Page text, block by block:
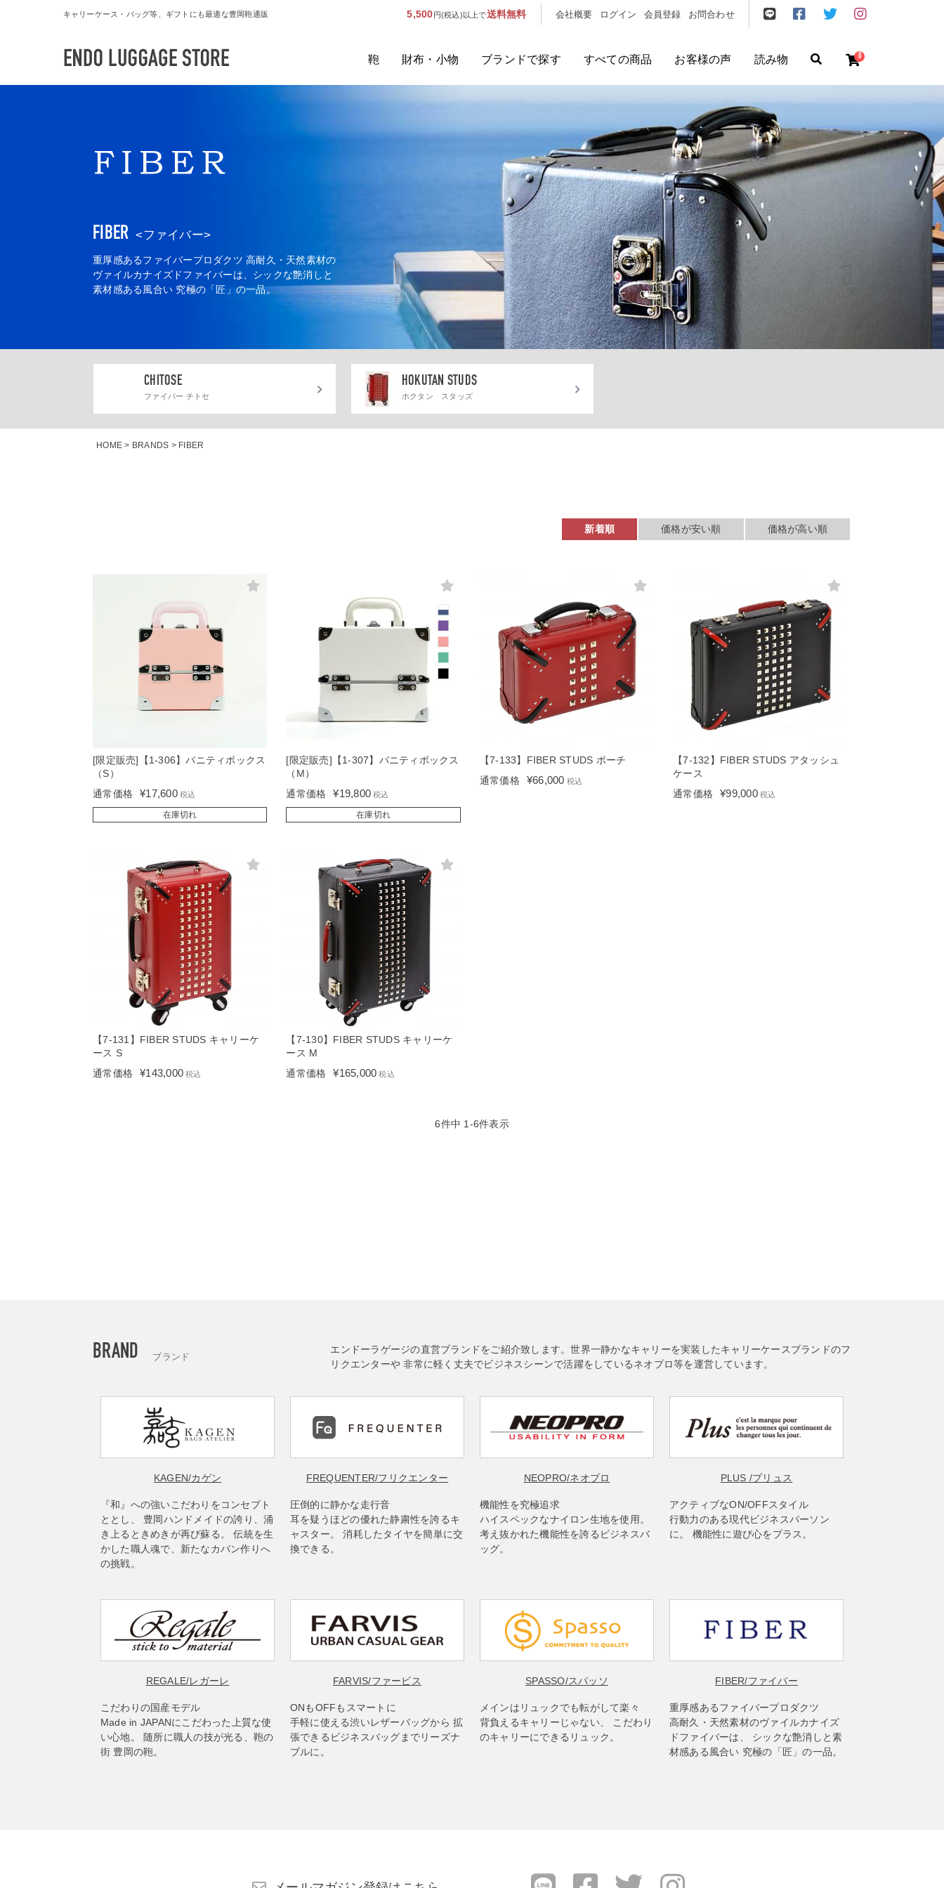
キャリーケース・バッグ等、ギフトにも最適な豊岡鞄通販 5,500円(税込)以上で送料無料 会社概要 ログイン 会員登録 お問合わせ
鞄 財布・小物 ブランドで探す すべての商品 お客様の声 読み物
フリクエン ター/機内持込
カテゴリから探す
ブランドから探す
容量から探す
泊数から探す
価格 円 〜
検索する
0
FIBER <ファイバー>
重厚感あるファイバープロダクツ 高耐久・天然素材の
ヴァイルカナイズドファイバーは、シックな艶消しと
素材感ある風合い 究極の「匠」の一品。
CHITOSE
ファイバー チトセ
HOKUTAN STUDS
ホクタン スタッズ
HOME BRANDS FIBER
価格が安い順 価格が高い順
新着順
[限定販売]【1-306】バニティボックス
（S）
通常価格
¥17,600 税込
在庫切れ
[限定販売]【1-307】バニティボックス
（M）
通常価格
¥19,800 税込
在庫切れ
【7-133】FIBER STUDS ポーチ
通常価格
¥66,000 税込
【7-132】FIBER STUDS アタッシュ
ケース
通常価格
¥99,000 税込
【7-131】FIBER STUDS キャリーケ
ース S
通常価格
¥143,000 税込
【7-130】FIBER STUDS キャリーケ
ース M
通常価格
¥165,000 税込
6件中 1 -6件表示
BRAND ブランド
エンドーラゲージの直営ブランドをご紹介致します。世界一静かなキャリーを実装したキャリーケースブランドのフ
リクエンターや 非常に軽く丈夫でビジネスシーンで活躍をしているネオプロ等を運営しています。
KAGEN/カゲン
『和』への強いこだわりをコンセプト
ととし、 豊岡ハンドメイドの誇り、涌
き上るときめきが再び蘇る。 伝統を生
かした職人魂で、新たなカバン作りへ
の挑戦。
FREQUENTER/フリクエンター
圧倒的に静かな走行音
耳を疑うほどの優れた静粛性を誇るキ
ャスター。 消耗したタイヤを簡単に交
換できる。
NEOPRO/ネオプロ
機能性を究極追求
ハイスペックなナイロン生地を使用。
考え抜かれた機能性を誇るビジネスバ
ッグ。
PLUS /プリュス
アクティブなON/OFFスタイル
行動力のある現代ビジネスパーソン
に。 機能性に遊び心をプラス。
REGALE/レガーレ
こだわりの国産モデル
Made in JAPANにこだわった上質な使
い心地。 随所に職人の技が光る、鞄の
街 豊岡の鞄。
FARVIS/ファービス
ONもOFFもスマートに
手軽に使える渋いレザーバッグから 拡
張できるビジネスバッグまでリーズナ
ブルに。
SPASSO/スパッソ
メインはリュックでも転がして楽々
背負えるキャリーじゃない、 こだわり
のキャリーにできるリュック。
FIBER/ファイバー
重厚感あるファイバープロダクツ
高耐久・天然素材のヴァイルカナイズ
ドファイバーは、 シックな艶消しと素
材感ある風合い 究極の「匠」の一品。